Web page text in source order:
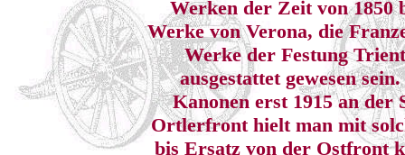
Werken der Zeit von 1850
Werke von Verona, die
Werke der Festung
ausgestattet gewesen
Kanonen erst 1915 an der
Ortlerfront hielt man mit
bis Ersatz von der Ostfront